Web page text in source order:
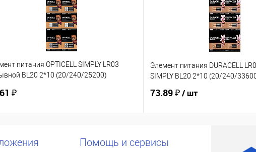
питания OPTICELL SIMPLY LR03
BL20 2*10 (20/240/25200)
₽
Элемент питания DURACELL
SIMPLY BL20 2*10 (20/240/
73.89 ₽/ шт
Помощь и сервисы